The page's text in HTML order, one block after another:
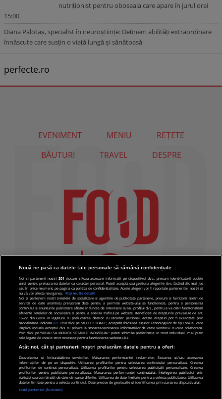
nutriționist pentru oboseala care apare în jurul orei
15:00
Diana Palotaș, specialist în neuroștiințe: Deținem abilități extraordinare
înnăscute care susțin o viață lungă și sănătoasă
perfecte.ro
EVENIMENT MENIU
REȚETE
BĂUTURI
TRAVEL DESPRE
© 2019 PRO TV S.R.L |Politica de Cookie|Politica
de confidentialitate
Nouă ne pasă ca datele tale personale să rămână confidențiale
Noi și partenerii noștri201 stocăm și/sau accesăm informații pe dispozitivul dvs., precum identificatorii cookie
unici pentru prelucrarea datelor cu caracter personal. Puteți accepta sau gestiona alegerile dvs. făcând clic mai jos
sau în orice moment, pe pagina cu politica de confidențialitate. Aceste alegeri vor fi raportate partenerilor noștri și
nu vă vor afecta navigarea.
Mai multe detalii
Noi si partenerii nostri (retelele de socializare si agentiile de publicitate partenere, precum si furnizorii nostri de
servicii de date analitice) prelucram date pentru a permite website-ului sa functioneze, pentru a personaliza
continutul si anunturile publicitare afisate in functie de interesele si/sau profilul dvs., pentru a va oferi functionalitati
aferente retelelor de socializare si pentru a analiza traficul pe website. Beneficiati de drepturile prevazute de art.
15-22 din GDPR in legatura cu prelucrarea datelor cu caracter personal. Aceste drepturi pot fi exercitate prin
modalitatea indicata aici. Prin click pe “ACCEPT TOATE”, acceptati folosirea tuturor Tehnologiilor de tip Cookie, care
implica inclusiv acceptul dvs. cu privire la stocarea/accesarea informatiilor de catre Vendor-ii cu care colaboram.
Prin click pe “VREAU SA MODIFIC SETARILE INDIVIDUAL” puteti schimba preferintele in mod individual, mai putin
cele legate de cookie strict necesare pentru functionarea website-ului.
Atât noi, cât și partenerii noștri prelucrăm datele pentru a oferi:
Dezvoltarea și îmbunătățirea serviciilor. Măsurarea performanței reclamelor. Stocarea și/sau accesarea
informațiilor de pe un dispozitiv. Utilizarea profilurilor pentru selectarea conținutului personalizat. Crearea
profilurilor de conținut personalizat. Utilizarea profilurilor pentru selectarea publicității personalizate. Crearea
profilurilor pentru publicitate personalizată. Măsurarea performanței conținutului. Înțelegerea publicului prin
statistici sau combinații de date din surse diferite. Utilizarea de date limitate pentru a selecta publicitatea. Utilizarea
datelor limitate pentru a selecta conținutul. Date precise de geolocație și identificarea prin scanarea dispozitivului.
Listă parteneri (furnizori)